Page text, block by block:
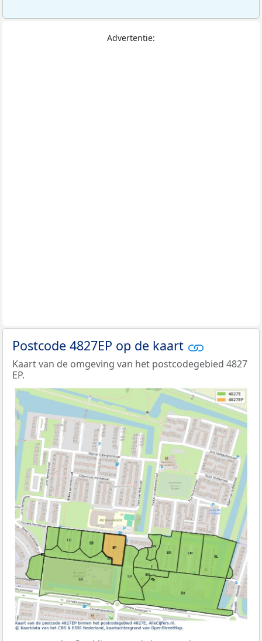
Advertentie:
Postcode 4827EP op de kaart
Kaart van de omgeving van het postcodegebied 4827
EP.